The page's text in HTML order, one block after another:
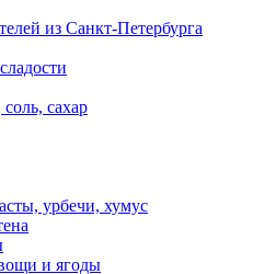
из Санкт-Петербурга
сахар
урбечи, хумус
и ягоды